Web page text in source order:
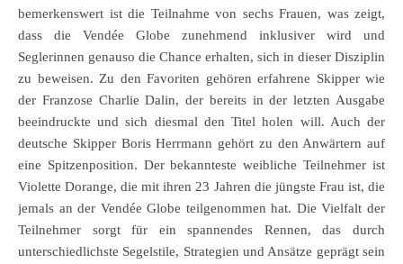
bemerkenswert ist die Teilnahme von sechs Frauen, was zeigt,
dass die Vendée Globe zunehmend inklusiver wird und
Seglerinnen genauso die Chance erhalten, sich in dieser Disziplin
zu beweisen. Zu den Favoriten gehören erfahrene Skipper wie
der Franzose Charlie Dalin, der bereits in der letzten Ausgabe
beeindruckte und sich diesmal den Titel holen will. Auch der
deutsche Skipper Boris Herrmann gehört zu den Anwärtern auf
eine Spitzenposition. Der bekannteste weibliche Teilnehmer ist
Violette Dorange, die mit ihren 23 Jahren die jüngste Frau ist, die
jemals an der Vendée Globe teilgenommen hat. Die Vielfalt der
Teilnehmer sorgt für ein spannendes Rennen, das durch
unterschiedlichste Segelstile, Strategien und Ansätze geprägt sein